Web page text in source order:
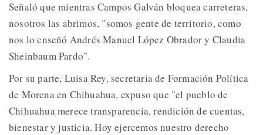
Señaló que mientras Campos Galván bloquea carreteras,
nosotros las abrimos, "somos gente de territorio, como
nos lo enseñó Andrés Manuel López Obrador y Claudia
Sheinbaum Pardo".
Por su parte, Luisa Rey, secretaria de Formación Política
de Morena en Chihuahua, expuso que "el pueblo de
Chihuahua merece transparencia, rendición de cuentas,
bienestar y justicia. Hoy ejercemos nuestro derecho